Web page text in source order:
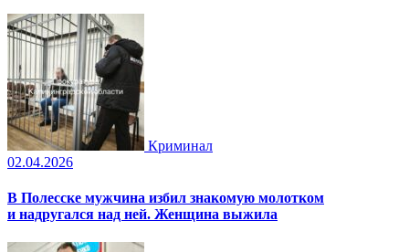
Криминал
02.04.2026
В Полесске мужчина избил знакомую молотком
и надругался над ней. Женщина выжила